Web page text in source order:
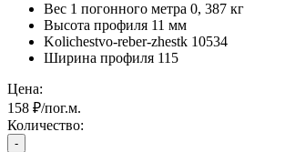
Вес 1 погонного метра 0, 387 кг
Высота профиля 11 мм
Kolichestvo-reber-zhestk 10534
Ширина профиля 115
Цена:
158 ₽/пог.м.
Количество:
-